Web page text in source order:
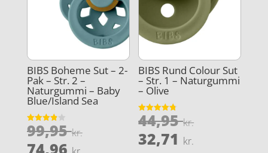
BIBS Boheme Sut – 2-
Pak – Str. 2 –
Naturgummi – Baby
Blue/Island Sea
Vurderet
3.9
99,95kr.Den
oprindelige
74,96
BIBS Rund Colour Sut
– Str. 1 – Naturgummi
– Olive
Vurderet
4.8
44,95kr.Den
32,71 kr.